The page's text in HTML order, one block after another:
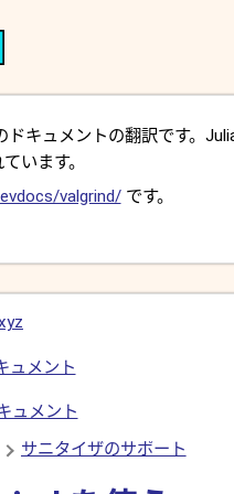
キュメントの翻訳です。
います。
valgrind/です。
ュメント
ュメント
サニタイザのサポート